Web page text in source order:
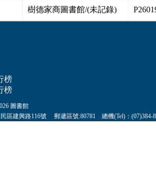
樹德家商圖書館/(未記錄)
榜
榜
圖書館
區建興路116號 郵遞區號:80781 總機(Tel)：(07)384-